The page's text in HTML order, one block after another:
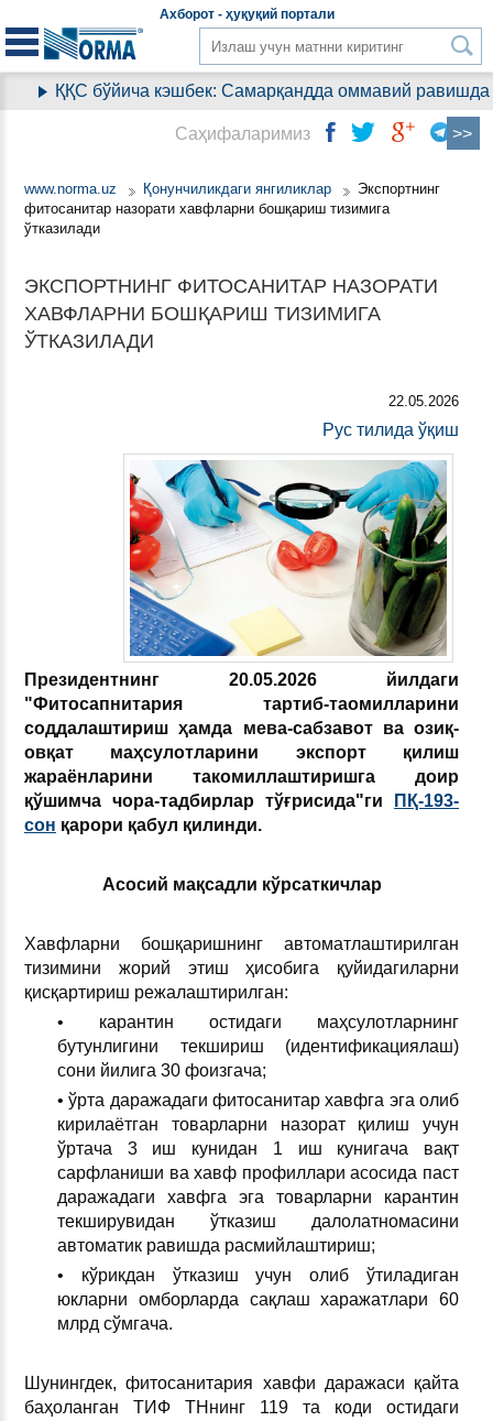
Aхборот - ҳуқуқийпортали
ҚҚС бўйича кэшбек: Самарқандда оммавий равишда
www.norma.uz Қонунчиликдаги янгиликлар
Экспортнинг
фитосанитар назорати хавфларни бошқариш тизимига
ўтказилади
ЭКСПОРТНИНГ ФИТОСАНИТАР НАЗОРАТИ
ХАВФЛАРНИ БОШҚАРИШ ТИЗИМИГА
ЎТКАЗИЛАДИ
22.05.2026
Рус тилида ўқиш
Президентнинг 20.05.2026 йилдаги
"Фитосапнитария тартиб-таомилларини
соддалаштириш ҳамда мева-сабзавот ва озиқ-
овқат маҳсулотларини экспорт қилиш
жараёнларини такомиллаштиришга доир
қўшимча чора-тадбирлар тўғрисида"ги
ПҚ-193-
сон қарори қабул қилинди.
Асосий мақсадли кўрсаткичлар
Хавфларни бошқаришнинг автоматлаштирилган
тизимини жорий этиш ҳисобига қуйидагиларни
қисқартириш режалаштирилган:
• карантин остидаги маҳсулотларнинг
бутунлигини текшириш (идентификациялаш)
сони йилига 30 фоизгача;
• ўрта даражадаги фитосанитар хавфга эга олиб
кирилаётган товарларни назорат қилиш учун
ўртача 3 иш кунидан 1 иш кунигача вақт
сарфланиши ва хавф профиллари асосида паст
даражадаги хавфга эга товарларни карантин
текширувидан ўтказиш далолатномасини
автоматик равишда расмийлаштириш;
• кўрикдан ўтказиш учун олиб ўтиладиган
юкларни омборларда сақлаш харажатлари 60
млрд сўмгача.
Шунингдек, фитосанитария хавфи даражаси қайта
баҳоланган ТИФ ТНнинг 119 та коди остидаги
Саҳифаларимиз